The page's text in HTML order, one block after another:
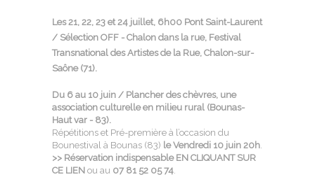
Les 21, 22, 23 et 24 juillet, 6h00 Pont Saint-Laurent
/ Sélection OFF - Chalon dans la rue, Festival
Transnational des Artistes de la Rue, Chalon-sur-
Saône (71).
Du 6 au 10 juin / Plancher des chèvres, une
association culturelle en milieu rural (Bounas-
Haut var - 83).
Répétitions et Pré-première à l’occasion du
Bounestival à Bounas (83) le Vendredi 10 juin 20h.
>> Réservation indispensable EN CLIQUANT SUR
CE LIEN ou au 07 81 52 05 74.